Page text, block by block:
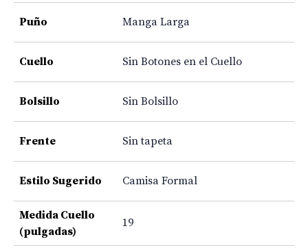
Puño Manga Larga
Cuello Sin Botones en el Cuello
Bolsillo Sin Bolsillo
Frente Sin tapeta
Estilo Sugerido Camisa Formal
Medida Cuello
(pulgadas)
19